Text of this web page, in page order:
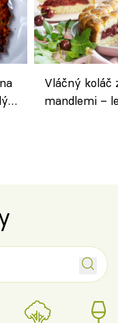
Vláčný koláč
mandlemi –